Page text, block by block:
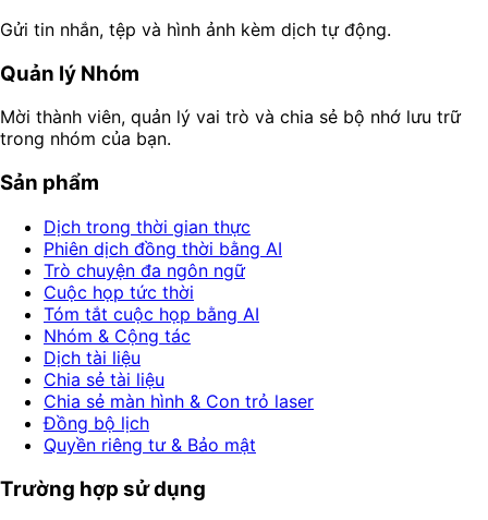
Gửi tin nhắn, tệp và hình ảnh kèm dịch tự động.
Quản lý Nhóm
Mời thành viên, quản lý vai trò và chia sẻ bộ nhớ lưu trữ
trong nhóm của bạn.
Sản phẩm
Dịch trong thời gian thực
Phiên dịch đồng thời bằng AI
Trò chuyện đa ngôn ngữ
Cuộc họp tức thời
Tóm tắt cuộc họp bằng AI
Nhóm & Cộng tác
Dịch tài liệu
Chia sẻ tài liệu
Chia sẻ màn hình & Con trỏ laser
Đồng bộ lịch
Quyền riêng tư & Bảo mật
Trường hợp sử dụng